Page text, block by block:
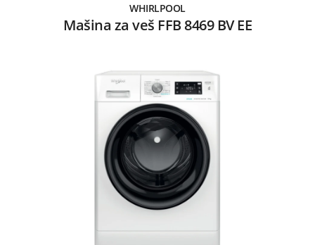
WHIRLPOOL
Mašina za veš FFB 8469 BV EE